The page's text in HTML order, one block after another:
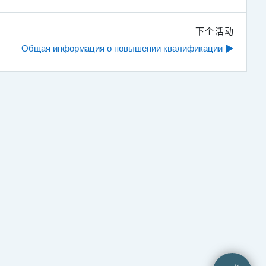
下个活动
Общая информация о повышении квалификации ▶︎